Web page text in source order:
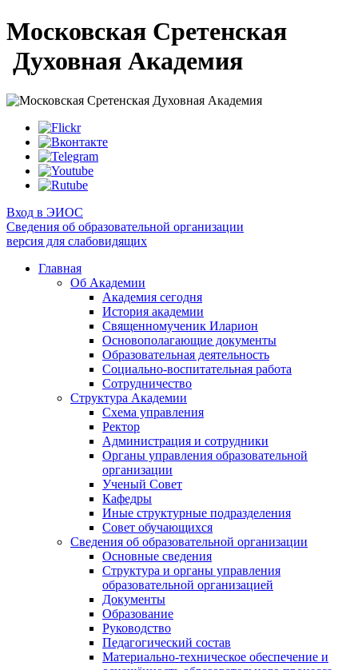
Московская Сретенская
Духовная Академия
Вход в ЭИОС
Сведения об образовательной организации
версия для слабовидящих
Главная
Об Академии
Академия сегодня
История академии
Священномученик Иларион
Основополагающие документы
Образовательная деятельность
Социально-воспитательная работа
Сотрудничество
Структура Академии
Схема управления
Ректор
Администрация и сотрудники
Органы управления образовательной
организации
Ученый Совет
Кафедры
Иные структурные подразделения
Совет обучающихся
Сведения об образовательной организации
Основные сведения
Структура и органы управления
образовательной организацией
Документы
Образование
Руководство
Педагогический состав
Материально-техническое обеспечение и